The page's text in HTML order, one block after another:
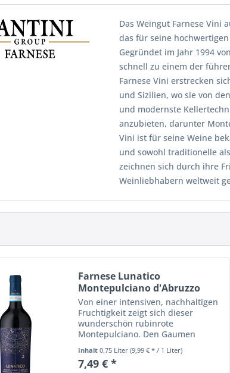
Das Weingut Farnese Vini
das für seine
Gegründet im Jahr 1994
schnell zu einem der
Farnese Vini erstrecken
und Sizilien, wo sie von
und modernste
anzubieten, darunter
Vini ist für seine Weine
und sowohl traditionelle
zeichnen sich durch ihre
Weinliebhabern weltweit
Farnese Lunatico
Montepulciano d'Abruzzo
DOC
Von einer intensiven, nachhaltigen
Fruchtigkeit zeigt sich dieser
wunderschön rubinrote
Montepulciano. Den Gaumen
verwöhnt er mit einem vollen
Geschmack, zartem Tannin und
einer optimalen Ausgewogenheit.
Inhalt 0.75 Liter (9,99 € * / 1 Liter)
7,49 € *